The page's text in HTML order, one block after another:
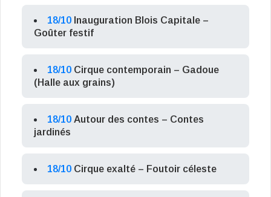
18/10 Inauguration Blois Capitale –
Goûter festif
18/10 Cirque contemporain – Gadoue
(Halle aux grains)
18/10 Autour des contes – Contes
jardinés
18/10 Cirque exalté – Foutoir céleste